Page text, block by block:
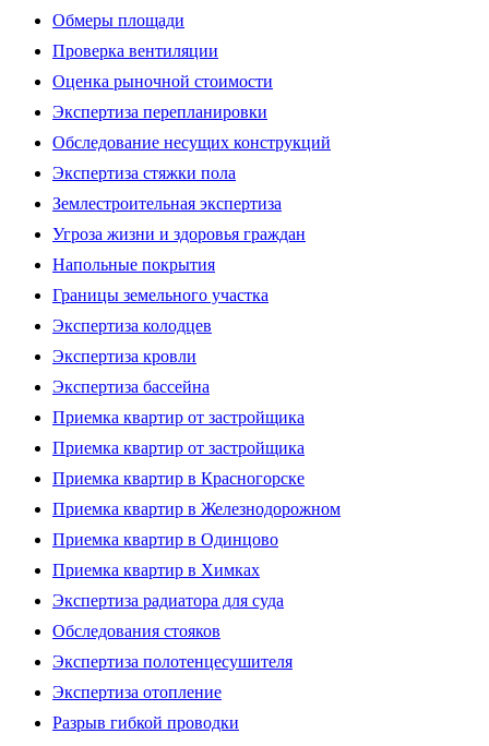
Обмеры площади
Проверка вентиляции
Оценка рыночной стоимости
Экспертиза перепланировки
Обследование несущих конструкций
Экспертиза стяжки пола
Землестроительная экспертиза
Угроза жизни и здоровья граждан
Напольные покрытия
Границы земельного участка
Экспертиза колодцев
Экспертиза кровли
Экспертиза бассейна
Приемка квартир от застройщика
Приемка квартир от застройщика
Приемка квартир в Красногорске
Приемка квартир в Железнодорожном
Приемка квартир в Одинцово
Приемка квартир в Химках
Экспертиза радиатора для суда
Обследования стояков
Экспертиза полотенцесушителя
Экспертиза отопление
Разрыв гибкой проводки